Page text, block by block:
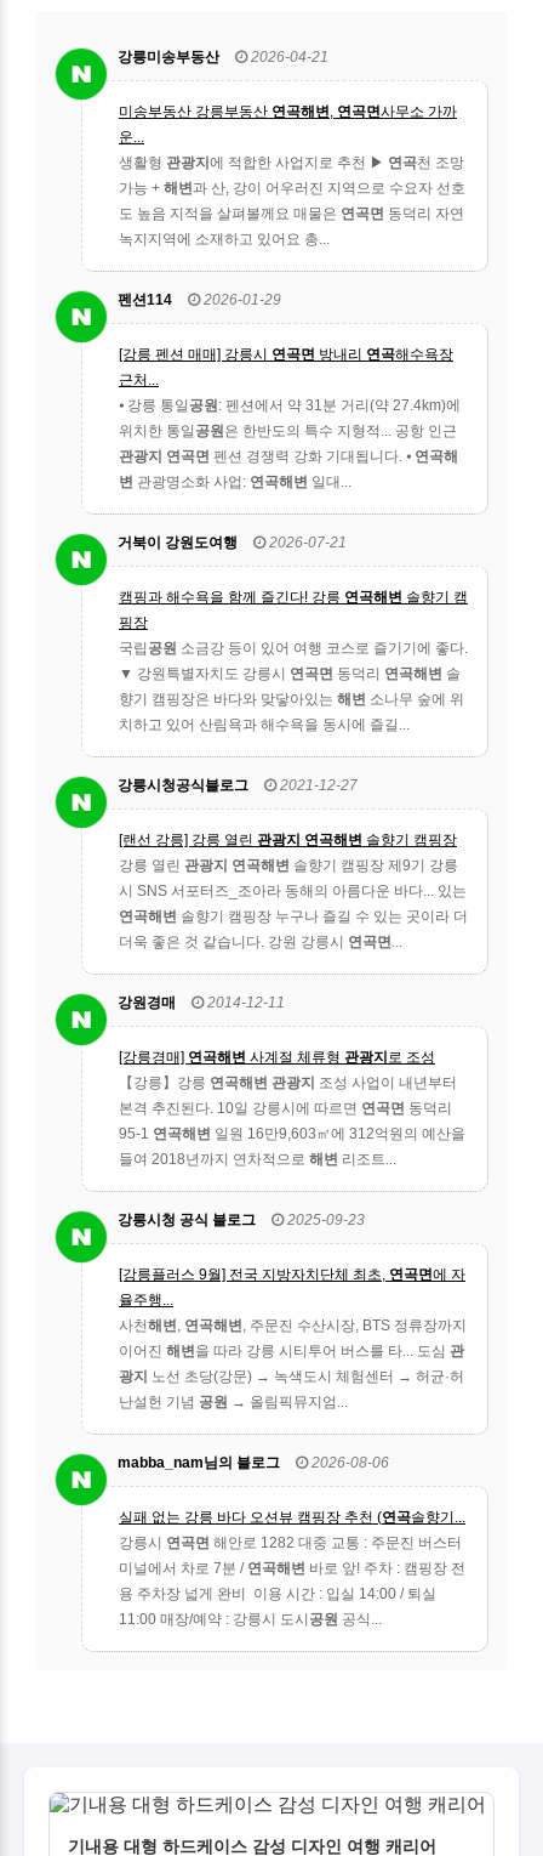
강릉미송부동산 2026-04-21
미송부동산 강릉부동산 연곡해변, 연곡면사무소 가까
운...
생활형 관광지 에 적합한 사업지로 추천 ▶ 연곡천 조망
가능 + 해변과 산, 강이 어우러진 지역으로 수요자 선호
도 높음 지적을 살펴볼께요 매물은 연곡면 동덕리 자연
녹지지역에 소재하고 있어요 총...
펜션114 2026-01-29
[강릉 펜션 매매] 강릉시 연곡면 방내리 연곡해수욕장
근처...
⦁ 강릉 통일 공원: 펜션에서 약 31분 거리(약 27.4km)에
위치한 통일 공원은 한반도의 특수 지형적... 공항 인근
관광지 연곡면 펜션 경쟁력 강화 기대됩니다. ⦁ 연곡해
변 관광명소화 사업: 연곡해변 일대...
거북이 강원도여행 2026-07-21
캠핑과 해수욕을 함께 즐긴다! 강릉 연곡해변 솔향기 캠
핑장
국립 공원 소금강 등이 있어 여행 코스로 즐기기에 좋다.
▼ 강원특별자치도 강릉시 연곡면 동덕리 연곡해변 솔
향기 캠핑장은 바다와 맞닿아있는 해변 소나무 숲에 위
치하고 있어 산림욕과 해수욕을 동시에 즐길...
강릉시청공식블로그 2021-12-27
[랜선 강릉] 강릉 열린 관광지 연곡해변 솔향기 캠핑장
강릉 열린 관광지 연곡해변 솔향기 캠핑장 제9기 강릉
시 SNS 서포터즈_조아라 동해의 아름다운 바다... 있는
연곡해변 솔향기 캠핑장 누구나 즐길 수 있는 곳이라 더
더욱 좋은 것 같습니다. 강원 강릉시 연곡면...
강원경매 2014-12-11
[강릉경매] 연곡해변 사계절 체류형 관광지 로 조성
【강릉】강릉 연곡해변 관광지 조성 사업이 내년부터
본격 추진된다. 10일 강릉시에 따르면 연곡면 동덕리
95-1 연곡해변 일원 16만9,603㎡에 312억원의 예산을
들여 2018년까지 연차적으로 해변 리조트...
강릉시청 공식 블로그 2025-09-23
[강릉플러스 9월] 전국 지방자치단체 최초, 연곡면에 자
율주행...
사천해변, 연곡해변, 주문진 수산시장, BTS 정류장까지
이어진 해변을 따라 강릉 시티투어 버스를 타... 도심 관
광지 노선 초당(강문) → 녹색도시 체험센터 → 허균·허
난설헌 기념 공원 → 올림픽뮤지엄...
mabba_nam님의 블로그 2026-08-06
실패 없는 강릉 바다 오션뷰 캠핑장 추천 (연곡솔향기...
강릉시 연곡면 해안로 1282 대중 교통 : 주문진 버스터
미널에서 차로 7분 / 연곡해변 바로 앞! 주차 : 캠핑장 전
용 주차장 넓게 완비 ️ 이용 시간 : 입실 14:00 / 퇴실
11:00 매장/예약 : 강릉시 도시 공원 공식...